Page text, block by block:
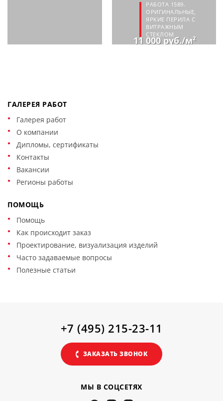
РАБОТА 1589.
ОРИГИНАЛЬНЫЕ,
ЯРКИЕ ПЕРИЛА С
ВИТРАЖНЫМ
СТЕКЛОМ
11 000 руб./м²
ГАЛЕРЕЯ РАБОТ
Галерея работ
О компании
Дипломы, сертификаты
Контакты
Вакансии
Регионы работы
ПОМОЩЬ
Помощь
Как происходит заказ
Проектирование, визуализация изделий
Часто задаваемые вопросы
Полезные статьи
МЫ В СОЦСЕТЯХ
+7 (495) 215-23-11
ЗАКАЗАТЬ ЗВОНОК